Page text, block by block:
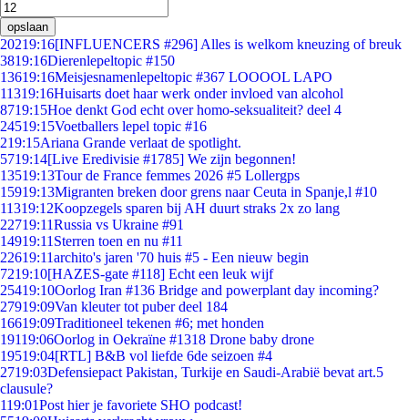
opslaan
20219:16[INFLUENCERS #296] Alles is welkom kneuzing of breuk
3819:16Dierenlepeltopic #150
13619:16Meisjesnamenlepeltopic #367 LOOOOL LAPO
11319:16Huisarts doet haar werk onder invloed van alcohol
8719:15Hoe denkt God echt over homo-seksualiteit? deel 4
24519:15Voetballers lepel topic #16
219:15Ariana Grande verlaat de spotlight.
5719:14[Live Eredivisie #1785] We zijn begonnen!
13519:13Tour de France femmes 2026 #5 Lollergps
15919:13Migranten breken door grens naar Ceuta in Spanje,l #10
11319:12Koopzegels sparen bij AH duurt straks 2x zo lang
22719:11Russia vs Ukraine #91
14919:11 Sterren toen en nu #11
22619:11archito's jaren '70 huis #5 - Een nieuw begin
7219:10[HAZES-gate #118] Echt een leuk wijf
25419:10Oorlog Iran #136 Bridge and powerplant day incoming?
27919:09Van kleuter tot puber deel 184
16619:09Traditioneel tekenen #6; met honden
19119:06Oorlog in Oekraïne #1318 Drone baby drone
19519:04[RTL] B&B vol liefde 6de seizoen #4
2719:03Defensiepact Pakistan, Turkije en Saudi-Arabië bevat art.5
clausule?
119:01Post hier je favoriete SHO podcast!